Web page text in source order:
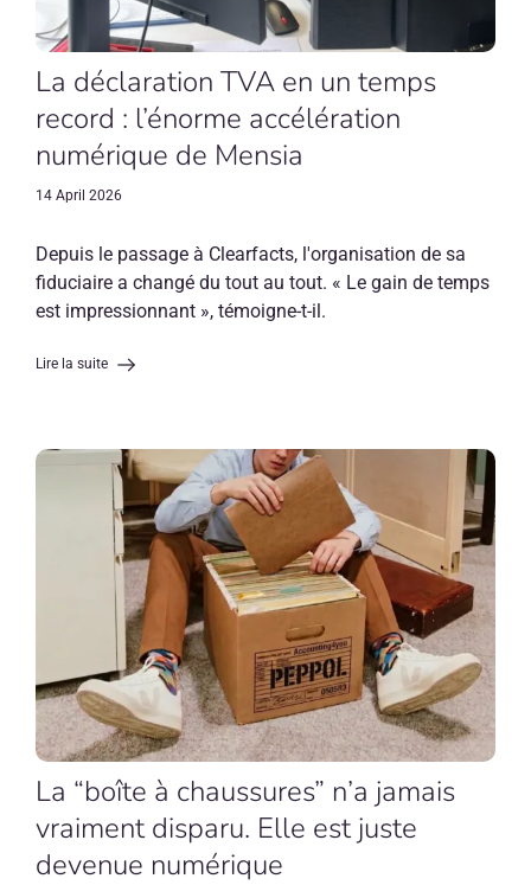
La déclaration TVA en un temps
record : l’énorme accélération
numérique de Mensia
14 April 2026
Depuis le passage à Clearfacts, l'organisation de sa
fiduciaire a changé du tout au tout. « Le gain de temps
est impressionnant », témoigne-t-il.
Lire la suite
La “boîte à chaussures” n’a jamais
vraiment disparu. Elle est juste
devenue numérique